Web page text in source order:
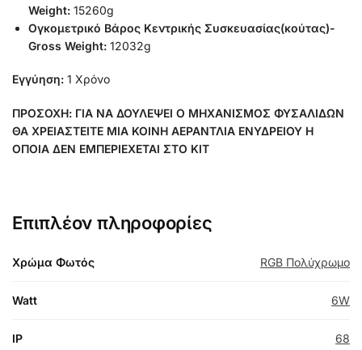
Weight: 15260g
Ογκομετρικό Βάρος Κεντρικής Συσκευασίας(κούτας)-
Gross Weight: 12032g
Εγγύηση: 1 Χρόνο
ΠΡΟΣΟΧΗ: ΓΙΑ ΝΑ ΔΟΥΛΕΨΕΙ Ο ΜΗΧΑΝΙΣΜΟΣ ΦΥΣΑΛΙΔΩΝ
ΘΑ ΧΡΕΙΑΣΤΕΙΤΕ ΜΙΑ ΚΟΙΝΗ ΑΕΡΑΝΤΛΙΑ ΕΝΥΔΡΕΙΟΥ Η
ΟΠΟΙΑ ΔΕΝ ΕΜΠΕΡΙΕΧΕΤΑΙ ΣΤΟ ΚΙΤ
Επιπλέον πληροφορίες
Χρώμα Φωτός RGB Πολύχρωμο
Watt 6W
IP 68